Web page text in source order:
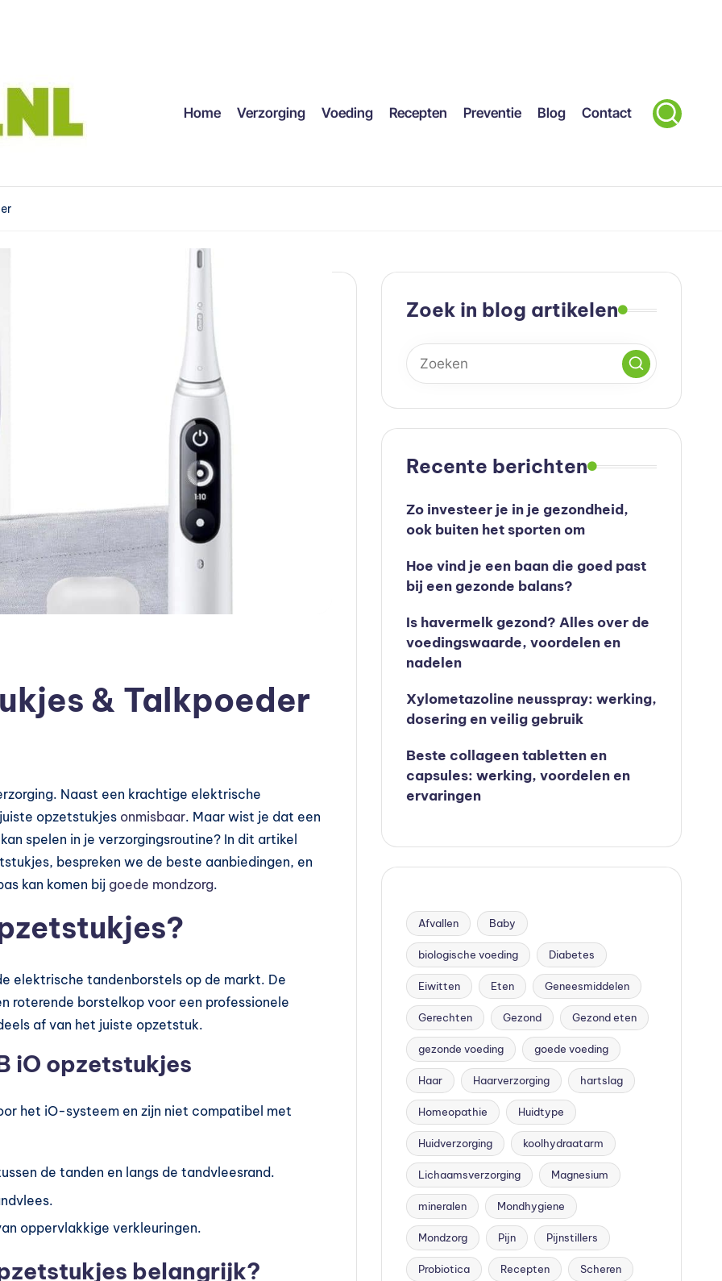
Home Verzorging Voeding Recepten Preventie Blog Contact
& Talkpoeder
Naast een krachtige elektrische
opzetstukjes onmisbaar. Maar wist je dat een
spelen in je verzorgingsroutine? In dit artikel
bespreken we de beste aanbiedingen, en
kan komen bij goede mondzorg.
elektrische tandenborstels op de markt. De
borstelkop voor een professionele
af van het juiste opzetstuk.
iO opzetstukjes
het iO-systeem en zijn niet compatibel met
de tanden en langs de tandvleesrand.
oppervlakkige verkleuringen.
belangrijk?
Zoek in blog artikelen
Recente berichten
Zo investeer je in je gezondheid,
ook buiten het sporten om
Hoe vind je een baan die goed past
bij een gezonde balans?
Is havermelk gezond? Alles over de
voedingswaarde, voordelen en
nadelen
Xylometazoline neusspray: werking,
dosering en veilig gebruik
Beste collageen tabletten en
capsules: werking, voordelen en
ervaringen
Afvallen Baby
biologische voeding Diabetes
Eiwitten Eten Geneesmiddelen
Gerechten Gezond Gezond eten
gezonde voeding goede voeding
Haar Haarverzorging hartslag
Homeopathie Huidtype
Huidverzorging koolhydraatarm
Lichaamsverzorging Magnesium
mineralen Mondhygiene
Mondzorg Pijn Pijnstillers
Probiotica Recepten Scheren